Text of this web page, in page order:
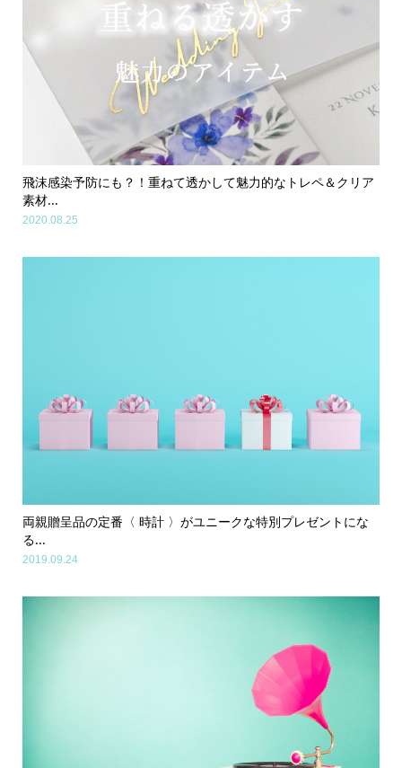
飛沫感染予防にも？！重ねて透かして魅力的なトレペ＆クリア
素材...
2020.08.25
両親贈呈品の定番〈 時計 〉がユニークな特別プレゼントにな
る...
2019.09.24